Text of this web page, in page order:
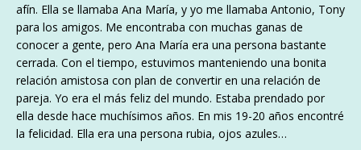
afín. Ella se llamaba Ana María, y yo me llamaba Antonio, Tony
para los amigos. Me encontraba con muchas ganas de
conocer a gente, pero Ana María era una persona bastante
cerrada. Con el tiempo, estuvimos manteniendo una bonita
relación amistosa con plan de convertir en una relación de
pareja. Yo era el más feliz del mundo. Estaba prendado por
ella desde hace muchísimos años. En mis 19-20 años encontré
la felicidad. Ella era una persona rubia, ojos azules…